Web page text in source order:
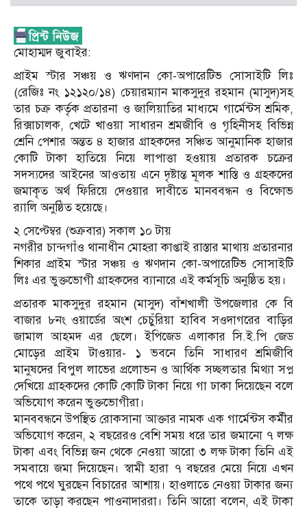
মোহাম্মদ জুবাইর:
প্রাইম স্টার সঞ্চয় ও ঋণদান কো-অপারেটিভ সোসাইটি লিঃ
(রেজিঃ নং ১২১২০/১৪) চেয়ারম্যান মাকসুদুর রহমান (মাসুদ)সহ
তার চক্র কর্তৃক প্রতারনা ও জালিয়াতির মাধ্যমে গার্মেন্টস শ্রমিক,
রিক্সাচালক, খেটে খাওয়া সাধারন শ্রমজীবি ও গৃহিনীসহ বিভিন্ন
শ্রেনি পেশার অন্তত ৪ হাজার গ্রাহকদের সঞ্চিত আনুমানিক হাজার
কোটি টাকা হাতিয়ে নিয়ে লাপাত্তা হওয়ায় প্রতারক চক্রের
সদস্যদের আইনের আওতায় এনে দৃষ্টান্ত মূলক শাস্তি ও গ্রহকদের
জমাকৃত অর্থ ফিরিয়ে দেওয়ার দাবীতে মানববন্ধন ও বিক্ষোভ
র‍্যালি অনুষ্ঠিত হয়েছে।
২ সেপ্টেম্বর (শুক্রবার) সকাল ১০ টায়
নগরীর চান্দগাঁও থানাধীন মোহরা কাপ্তাই রাস্তার মাথায় প্রতারনার
শিকার প্রাইম স্টার সঞ্চয় ও ঋণদান কো-অপারেটিভ সোসাইটি
লিঃ এর ভুক্তভোগী গ্রাহকদের ব্যানারে এই কর্মসূচি অনুষ্ঠিত হয়।
প্রতারক মাকসুদুর রহমান (মাসুদ) বাঁশখালী উপজেলার কে বি
বাজার ৮নং ওয়ার্ডের অংশ চেচুঁরিয়া হাবিব সওদাগরের বাড়ির
জামাল আহমদ এর ছেলে। ইপিজেড এলাকার সি.ই.পি জেড
মোড়ের প্রাইম টাওয়ার- ১ ভবনে তিনি সাধারণ শ্রমিজীবি
মানুষদের বিপুল লাভের প্রলোভন ও আর্থিক সচ্ছলতার মিথ্যা সপ্ন
দেখিয়ে গ্রাহকদের কোটি কোটি টাকা নিয়ে গা ঢাকা দিয়েছেন বলে
অভিযোগ করেন ভুক্তভোগীরা।
মানববন্ধনে উপস্থিত রোকসানা আক্তার নামক এক গার্মেন্টস কর্মীর
অভিযোগ করেন, ২ বছরেরও বেশি সময় ধরে তার জমানো ৭ লক্ষ
টাকা এবং বিভিন্ন জন থেকে নেওয়া আরো ৩ লক্ষ টাকা তিনি এই
সমবায়ে জমা দিয়েছেন। স্বামী হারা ৭ বছরের মেয়ে নিয়ে এখন
পথে পথে ঘুরছেন বিচারের আশায়। হাওলাতে নেওয়া টাকার জন্য
তাকে তাড়া করছেন পাওনাদাররা। তিনি আরো বলেন, এই টাকা